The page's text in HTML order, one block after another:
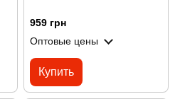
959 грн
Оптовые цены
Купить